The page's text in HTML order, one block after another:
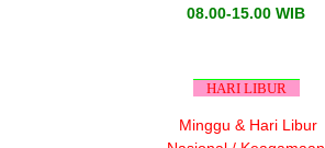
08.00-15.00 WIB
HARI LIBUR
Minggu & Hari Libur